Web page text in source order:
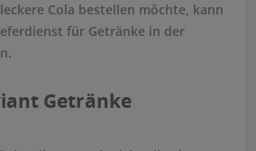
Cola bestellen möchte, kann
für Getränke in der
Getränke